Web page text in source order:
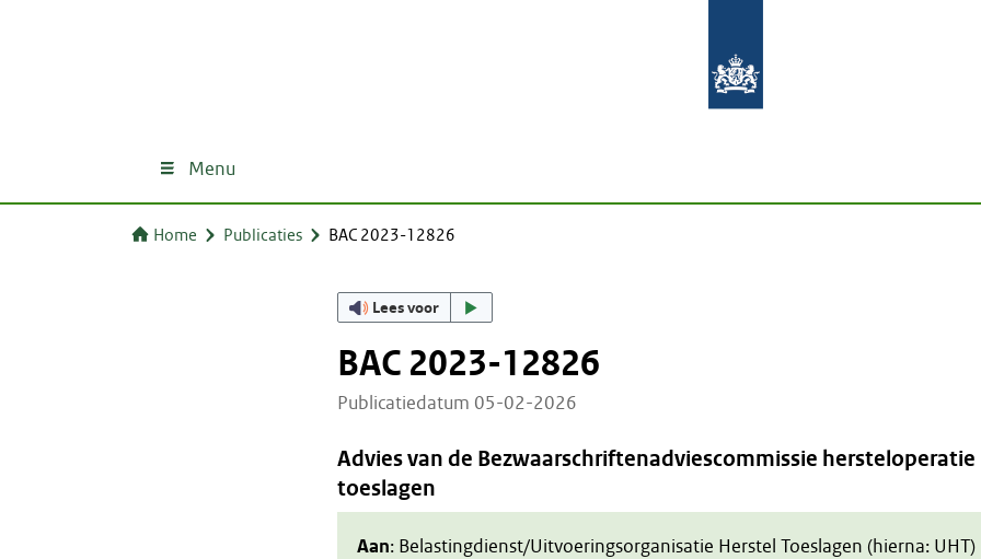
Menu
Home Publicaties BAC 2023-12826
Lees voor
BAC 2023-12826
Publicatiedatum 05-02-2026
Advies van de Bezwaarschriftenadviescommissie hersteloperatie
toeslagen
Aan: Belastingdienst/Uitvoeringsorganisatie Herstel Toeslagen (hierna: UHT)